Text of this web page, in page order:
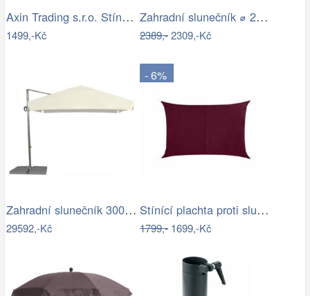
Axin Trading s.r.o. Stínící plachta…
1499,-Kč
Zahradní slunečník ⌀ 2,85 m světle…
2389,-2309,-Kč
Zahradní slunečník 300 x 300 cm
29592,-Kč
- 6%
Stínící plachta proti slunci 3x4m bordó
1799,-1699,-Kč